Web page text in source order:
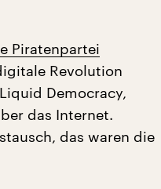
Piratenpartei
Revolution
Democracy,
das Internet.
das waren die